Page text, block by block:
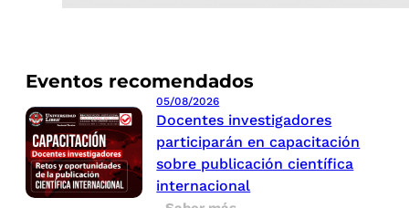
Eventos recomendados
05/08/2026
Docentes investigadores
participarán en capacitación
sobre publicación científica
internacional